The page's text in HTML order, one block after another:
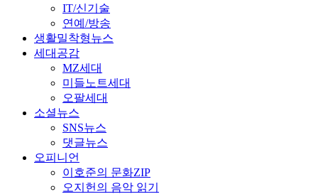
IT/신기술
연예/방송
생활밀착형뉴스
세대공감
MZ세대
미들노트세대
오팔세대
소셜뉴스
SNS뉴스
댓글뉴스
오피니언
이호준의 문화ZIP
오지헌의 음악 읽기